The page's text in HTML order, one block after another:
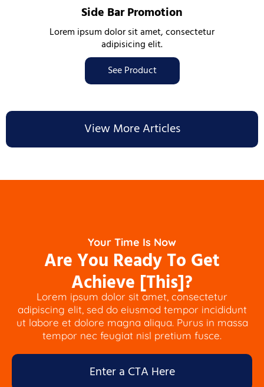
Side Bar Promotion
Lorem ipsum dolor sit amet, consectetur
adipisicing elit.
See Product
View More Articles
Your Time Is Now
Are You Ready To Get
Achieve [This]?
Lorem ipsum dolor sit amet, consectetur
adipiscing elit, sed do eiusmod tempor incididunt
ut labore et dolore magna aliqua. Purus in massa
tempor nec feugiat nisl pretium fusce.
Enter a CTA Here